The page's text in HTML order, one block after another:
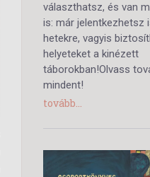
választhatsz, és van
is: már jelentkezhetsz
hetekre, vagyis
helyeteket a kinézett
táborokban!Olvass
mindent!
tovább...